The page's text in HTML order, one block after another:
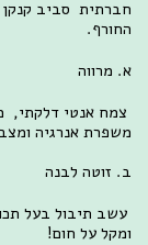
חברתית סביב
החורף.
א. מרווה
צמח אנטי דלקתי,
משפרת אנרגיה
ב. זוטה לבנה
עשב תיבול בעל
ומקל על חום!